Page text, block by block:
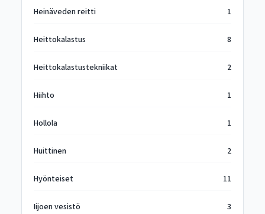
Heinäveden reitti 1
Heittokalastus 8
Heittokalastustekniikat 2
Hiihto 1
Hollola 1
Huittinen 2
Hyönteiset 11
Iijoen vesistö 3